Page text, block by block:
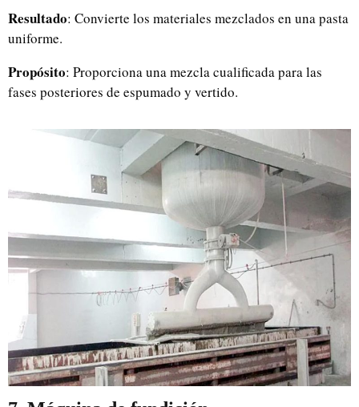
Resultado: Convierte los materiales mezclados en una pasta
uniforme.
Propósito: Proporciona una mezcla cualificada para las
fases posteriores de espumado y vertido.